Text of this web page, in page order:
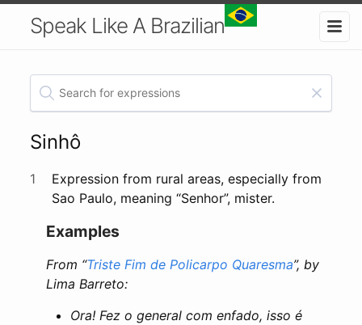
Speak Like A Brazilian
Sinhô
1
Expression from rural areas, especially from
Sao Paulo, meaning “Senhor”, mister.
Examples
From “Triste Fim de Policarpo Quaresma”, by
Lima Barreto:
Ora! Fez o general com enfado, isso é